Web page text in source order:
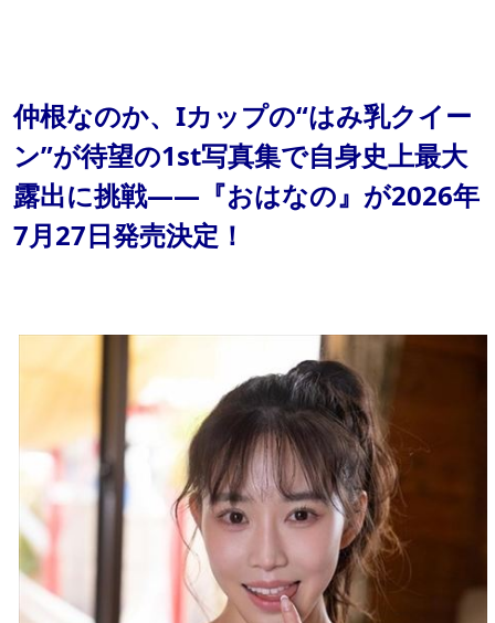
仲根なのか、Iカップの“はみ乳クイー
ン”が待望の1st写真集で自身史上最大
露出に挑戦——『おはなの』が2026年
7月27日発売決定！